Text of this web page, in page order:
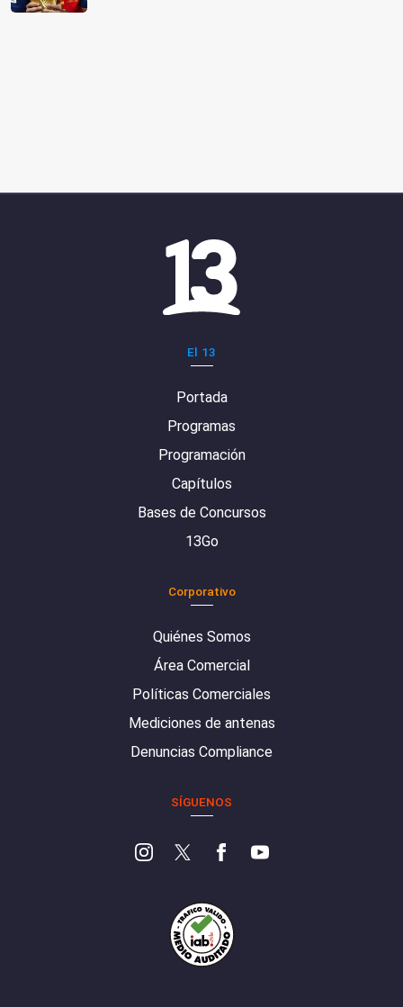
El 13
Portada
Programas
Programación
Capítulos
Bases de Concursos
13Go
Corporativo
Quiénes Somos
Área Comercial
Políticas Comerciales
Mediciones de antenas
Denuncias Compliance
SÍGUENOS